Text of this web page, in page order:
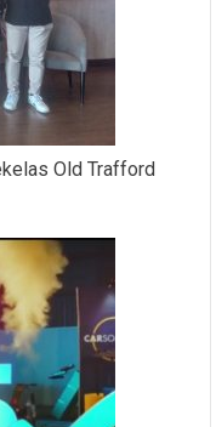
Old Trafford